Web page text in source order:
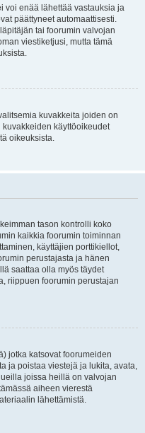
voi enää lähettää vastauksia ja
päättyneet automaattisesti.
tai foorumin valvojan
viestiketjusi, mutta tämä
kuvakkeita joiden on
käyttöoikeudet
oikeuksista.
tason kontrolli koko
kaikkia foorumin toiminnan
käyttäjien porttikiellot,
perustajasta ja hänen
saattaa olla myös täydet
riippuen foorumin perustajan
jotka katsovat foorumeiden
ja poistaa viestejä ja lukita, avata,
joissa heillä on valvojan
aiheen vierestä
lähettämistä.